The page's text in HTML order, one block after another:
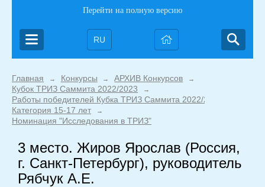
Перейти на полную версию
RU
Главная → Конкурсы → АРХИВ Конкурсов →
Кубок ТРИЗ Саммита 2022/2023 →
Работы победителей Кубка ТРИЗ Саммита 2022/2023
Категория 15-17 лет →
Номинация "Исследования в ТРИЗ"
3 место. Жиров Ярослав (Россия,
г. Санкт-Петербург), руководитель
Рябчук А.Е.